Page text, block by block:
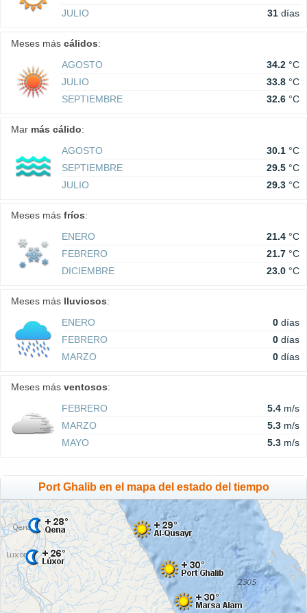
JULIO
31 días
Meses más cálidos:
AGOSTO
34.2 °C
JULIO
33.8 °C
SEPTIEMBRE
32.6 °C
Mar más cálido:
AGOSTO
30.1 °C
SEPTIEMBRE
29.5 °C
JULIO
29.3 °C
Meses más fríos:
ENERO
21.4 °C
FEBRERO
21.7 °C
DICIEMBRE
23.0 °C
Meses más lluviosos:
ENERO
0 días
FEBRERO
0 días
MARZO
0 días
Meses más ventosos:
FEBRERO
5.4 m/s
MARZO
5.3 m/s
MAYO
5.3 m/s
Port Ghalib en el mapa del estado del tiempo